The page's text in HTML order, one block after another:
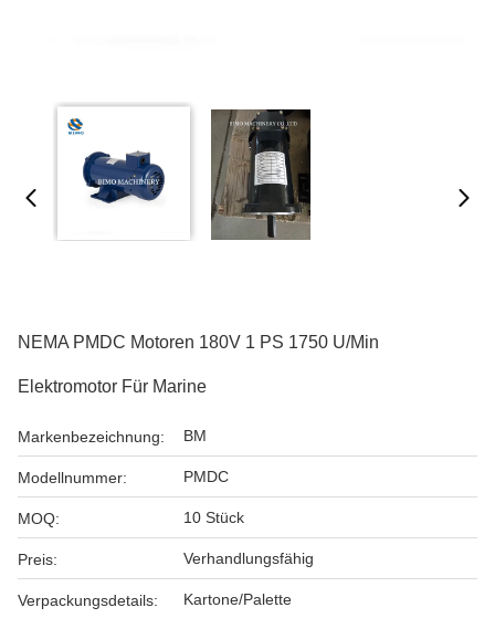
NEMA PMDC Motoren 180V 1 PS 1750 U/min
Elektromotor Für Marine
Markenbezeichnung: BM
Modellnummer: PMDC
MOQ: 10 Stück
Preis: Verhandlungsfähig
Verpackungsdetails: Kartone/Palette